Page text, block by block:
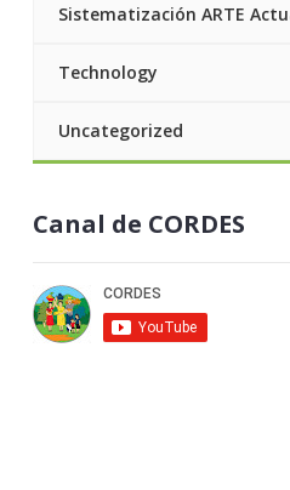
Sistematización ARTE
Technology
Uncategorized
Canal de CORDES